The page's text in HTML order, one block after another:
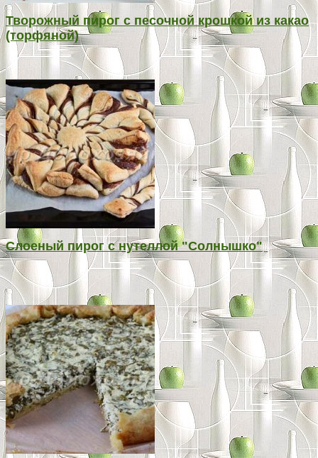
Творожный пирог с песочной крошкой из какао
(торфяной)
Слоеный пирог с нутеллой "Солнышко"